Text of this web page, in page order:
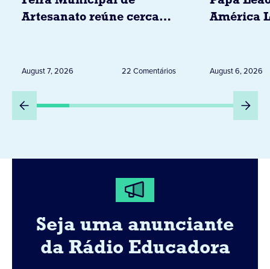
Artesanato reúne cerca
August 7, 2026 22 Comentários
América
Peru
August 6, 2026
Seja uma anunciante
da Rádio Educadora